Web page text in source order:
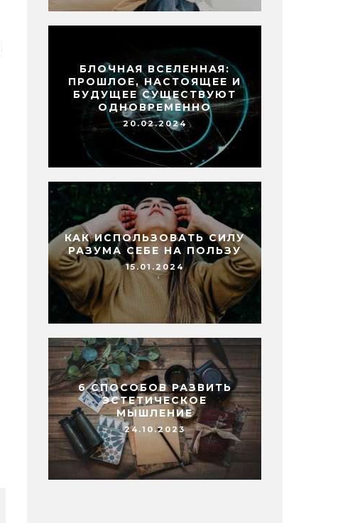
БЛОЧНАЯ ВСЕЛЕННАЯ:
ПРОШЛОЕ, НАСТОЯЩЕЕ И
БУДУЩЕЕ СУЩЕСТВУЮТ
ОДНОВРЕМЕННО
20.02.2024
КАК ИСПОЛЬЗОВАТЬ СИЛУ
РАЗУМА СЕБЕ НА ПОЛЬЗУ
15.01.2024
6 СПОСОБОВ РАЗВИТЬ
ЭСТЕТИЧЕСКОЕ
МЫШЛЕНИЕ
24.10.2023